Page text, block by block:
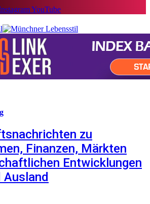
YouTube
zu
Finanzen, Märkten
Entwicklungen
Ausland